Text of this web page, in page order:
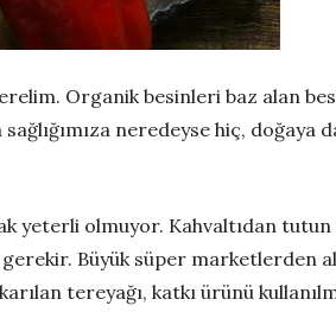
Organik besinleri baz alan
neredeyse hiç, doğaya
yeterli olmuyor. Kahvaltıdan
Büyük süper marketlerden
tereyağı, katkı ürünü